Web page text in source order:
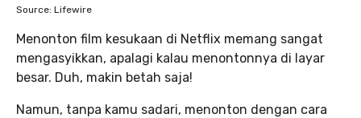
Source: Lifewire
Menonton film kesukaan di Netflix memang sangat
mengasyikkan, apalagi kalau menontonnya di layar
besar. Duh, makin betah saja!
Namun, tanpa kamu sadari, menonton dengan cara